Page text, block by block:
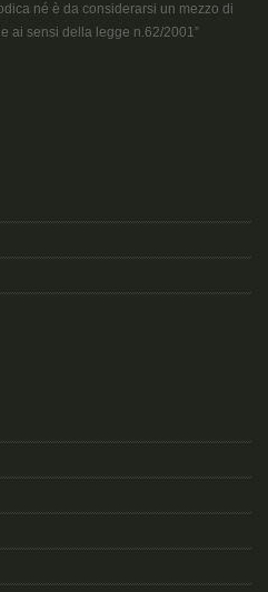
né è da considerarsi un mezzo di
ai sensi della legge n.62/2001”